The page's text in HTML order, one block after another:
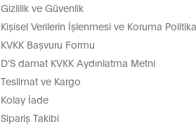
Gizlilik ve Güvenlik
Kişisel Verilerin İşlenmesi ve Koruma
KVKK Başvuru Formu
D’S damat KVKK Aydınlatma Metni
Teslimat ve Kargo
Kolay İade
Sipariş Takibi